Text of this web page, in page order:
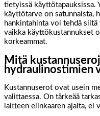
tietyissä käyttötapauksissa.
käyttötarve on satunnaista,
hankintahinta voi tehdä
vaikka käyttökustannukset
korkeammat.
Mitä
hydraulinostimien
Kustannuserot ovat usein
valittaessa. On tärkeää
laitteen elinkaaren ajalta, ei